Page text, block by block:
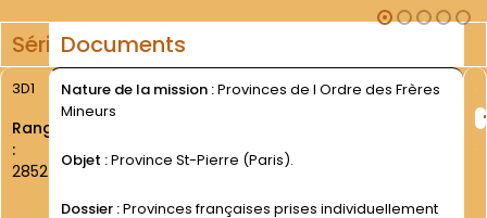
SérieDocuments
3D1
Rang
:
2852
Nature de la mission :Provinces de l Ordre des Frères
Mineurs
Objet :Province St-Pierre (Paris).
Dossier :Provinces françaises prises individuellement